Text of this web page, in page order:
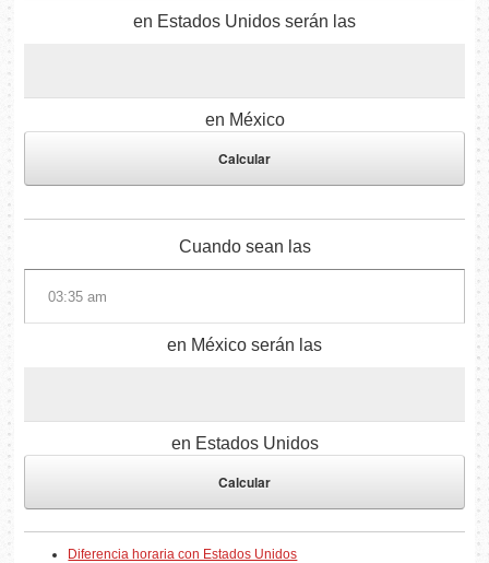
en Estados Unidos serán las
en México
Cuando sean las
en México serán las
en Estados Unidos
Diferencia horaria con Estados Unidos